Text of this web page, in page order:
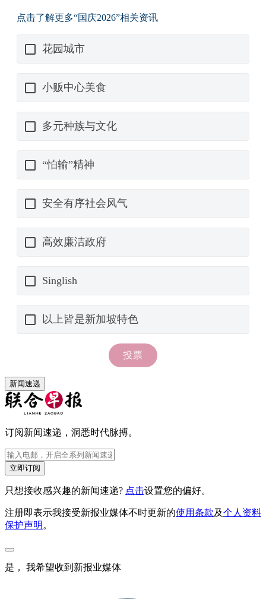
新闻速递
订阅新闻速递，洞悉时代脉搏。
立即订阅
只想接收感兴趣的新闻速递? 点击设置您的偏好。
注册即表示我接受新报业媒体不时更新的使用条款及个人资料
保护声明 。
是， 我希望收到新报业媒体